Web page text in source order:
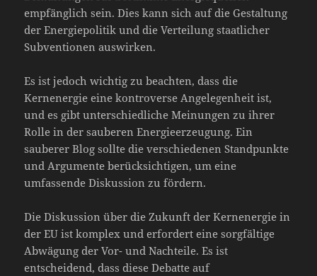
empfänglich sein. Dies kann sich auf die Gestaltung
der Energiepolitik und die Verteilung staatlicher
Subventionen auswirken.
Es ist jedoch wichtig zu beachten, dass die
Kernenergie eine kontroverse Angelegenheit ist,
und es gibt unterschiedliche Meinungen zu ihrer
Rolle in der sauberen Energieerzeugung. Ein
sauberer Blog sollte die verschiedenen Standpunkte
und Argumente berücksichtigen, um eine
umfassende Diskussion zu fördern.
Die Diskussion über die Zukunft der Kernenergie in
der EU ist komplex und erfordert eine sorgfältige
Abwägung der Vor- und Nachteile. Es ist
entscheidend, dass diese Debatte auf